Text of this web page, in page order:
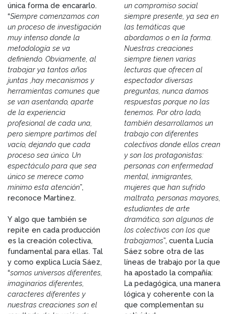
única forma de encararlo.
“Siempre comenzamos con
un proceso de investigación
muy intenso donde la
metodología se va
definiendo. Obviamente, al
trabajar ya tantos años
juntas ,hay mecanismos y
herramientas comunes que
se van asentando, aparte
de la experiencia
profesional de cada una,
pero siempre partimos del
vacío, dejando que cada
proceso sea único. Un
espectáculo para que sea
único se merece como
mínimo esta atención”,
reconoce Martínez.
Y algo que también se
repite en cada producción
es la creación colectiva,
fundamental para ellas. Tal
y como explica Lucía Sáez,
“somos universos diferentes,
imaginarios diferentes,
caracteres diferentes y
nuestras creaciones son el
un compromiso social
siempre presente, ya sea en
las temáticas que
abordamos o en la forma.
Nuestras creaciones
siempre tienen varias
lecturas que ofrecen al
espectador diversas
preguntas, nunca damos
respuestas porque no las
tenemos. Por otro lado,
también desarrollamos un
trabajo con diferentes
colectivos donde ellos crean
y son los protagonistas:
personas con enfermedad
mental, inmigrantes,
mujeres que han sufrido
maltrato, personas mayores,
estudiantes de arte
dramático, son algunos de
los colectivos con los que
trabajamos”, cuenta Lucía
Sáez sobre otra de las
líneas de trabajo por la que
ha apostado la compañía:
La pedagógica, una manera
lógica y coherente con la
que complementan su